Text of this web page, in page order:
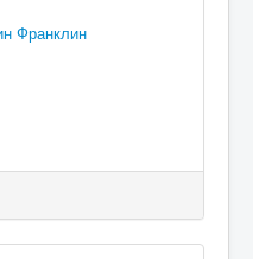
Франклин